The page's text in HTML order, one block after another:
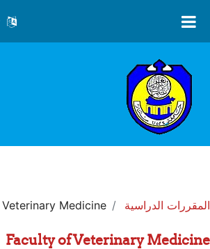
المقررات الدراسية Medicine
Faculty of Veterinary Medicine